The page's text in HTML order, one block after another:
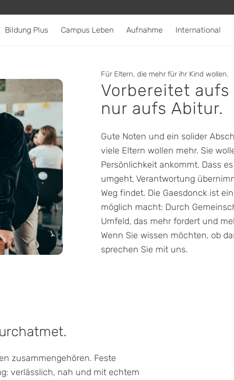
Bildung Plus Campus Leben Aufnahme International
Für Eltern, die mehr für ihr Kind wollen.
Vorbereitet
nur aufs Abitur.
Gute Noten und ein solider
viele Eltern wollen mehr. Sie
Persönlichkeit ankommt. Dass
umgeht, Verantwortung
Weg findet. Die Gaesdonck ist
möglich macht: Durch
Umfeld, das mehr fordert und
Wenn Sie wissen möchten, ob
sprechen Sie mit uns.
zusammengehören. Feste
verlässlich, nah und mit echtem